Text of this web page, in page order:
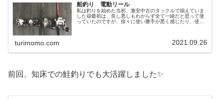
船釣り 電動リール
私は釣りを始めた当初、激安中古のタックルで揃えていま
した😃最初は、良し悪しもわからず全て一緒だと思って使
っていたのですが、徐々に使い勝手が悪く感じたり、使っ
turimomo.com 2021.09.26
前回、知床での鮭釣りでも大活躍しました✨